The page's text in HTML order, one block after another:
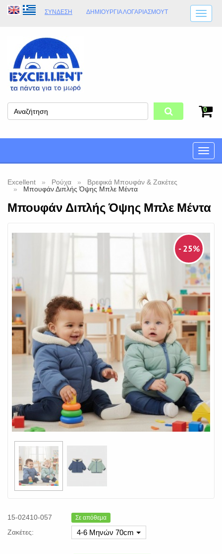
ΣΎΝΔΕΣΗ ΔΗΜΙΟΥΡΓΊΑ ΛΟΓΑΡΙΑΣΜΟΎT
ΩΡΆΡΙΟ ΚΑΤΑΣΤΉΜΑΤΟΣ
ΦΥΣΙΚΌ ΚΑΤΆΣΤΗΜΑ
0
Toggle
Excellent Ρούχα
Βρεφικά Μπουφάν & Ζακέτες
Μπουφάν Διπλής Όψης Μπλε Μέντα
Μπουφάν Διπλής Όψης Μπλε Μέντα
- 25%
15-02410-057 Σε απόθεμα
Ζακέτες: 4-6 Μηνών 70cm